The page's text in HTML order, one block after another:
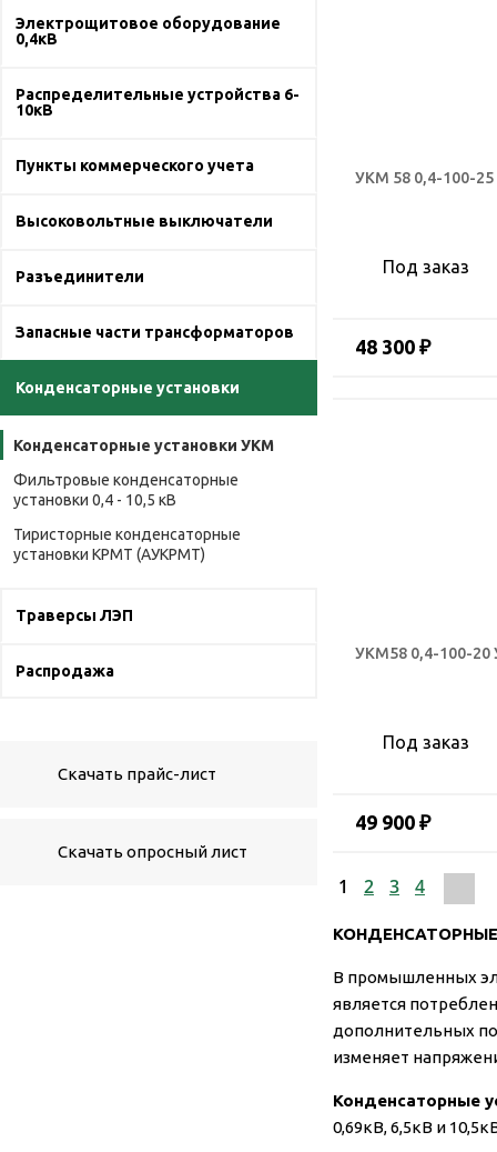
Электрощитовое оборудование
0,4кВ
Распределительные устройства 6-
10кВ
Пункты коммерческого учета
Высоковольтные выключатели
Разъединители
Запасные части трансформаторов
Конденсаторные установки
Конденсаторные установки УКМ
Фильтровые конденсаторные
установки 0,4 - 10,5 кВ
Тиристорные конденсаторные
установки КРМТ (АУКРМТ)
Траверсы ЛЭП
Распродажа
Скачать прайс-лист
Скачать опросный лист
УКМ 58 0,4-100-25
Под заказ
48 300 ₽
УКМ58 0,4-100-20
Под заказ
49 900 ₽
1 2 3 4
В промышленных
является
дополнительных
изменяет
Конденсаторные
0,69кВ, 6,5кВ и